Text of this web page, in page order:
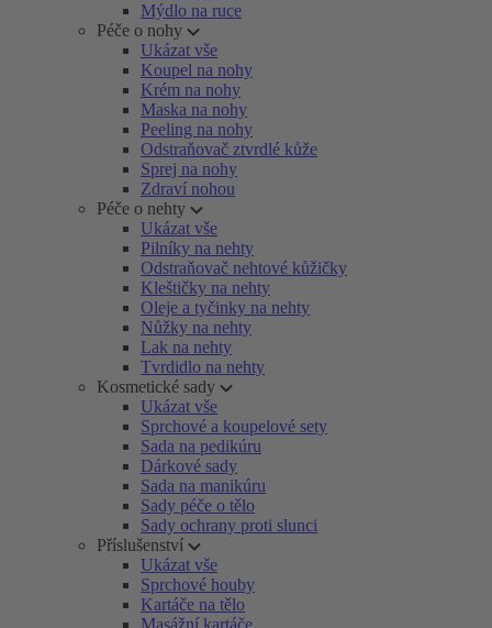
Mýdlo na ruce
Péče o nohy
Ukázat vše
Koupel na nohy
Krém na nohy
Maska na nohy
Peeling na nohy
Odstraňovač ztvrdlé kůže
Sprej na nohy
Zdraví nohou
Péče o nehty
Ukázat vše
Pilníky na nehty
Odstraňovač nehtové kůžičky
Kleštičky na nehty
Oleje a tyčinky na nehty
Nůžky na nehty
Lak na nehty
Tvrdidlo na nehty
Kosmetické sady
Ukázat vše
Sprchové a koupelové sety
Sada na pedikúru
Dárkové sady
Sada na manikúru
Sady péče o tělo
Sady ochrany proti slunci
Příslušenství
Ukázat vše
Sprchové houby
Kartáče na tělo
Masážní kartáče